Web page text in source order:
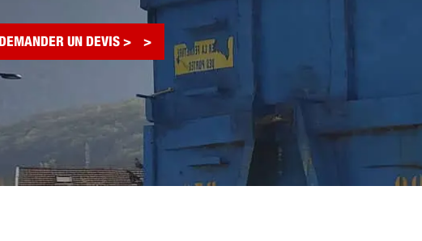
DEMANDER UN DEVIS >